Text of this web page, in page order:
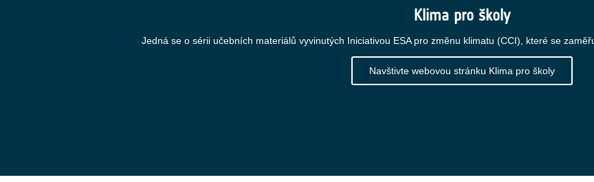
Klima pro školy
Jedná se o sérii učebních materiálů vyvinutých Iniciativou ESA pro změnu klimatu (CCI), které se
Navštivte webovou stránku Klima pro školy